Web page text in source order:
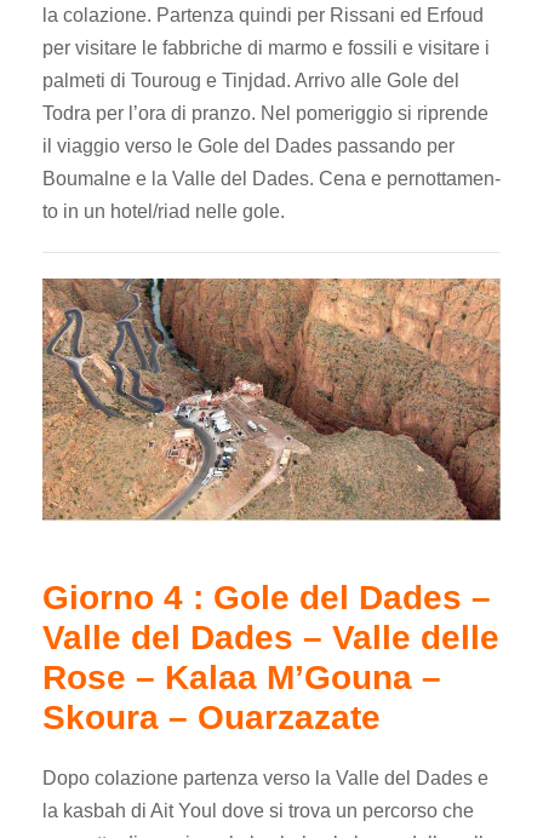
la colazione. Partenza quindi per Rissani ed Erfoud
per visitare le fabbriche di marmo e fossili e visitare i
palmeti di Touroug e Tinjdad. Arrivo alle Gole del
Todra per l’ora di pranzo. Nel pomeriggio si riprende
il viaggio verso le Gole del Dades passando per
Boumalne e la Valle del Dades. Cena e pernottamen-
to in un hotel/riad nelle gole.
Giorno 4 : Gole del Dades –
Valle del Dades – Valle delle
Rose – Kalaa M’Gouna –
Skoura – Ouarzazate
Dopo colazione partenza verso la Valle del Dades e
la kasbah di Ait Youl dove si trova un percorso che